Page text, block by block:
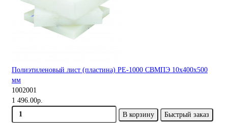
Полиэтиленовый лист (пластина) PE-1000 СВМПЭ 10х400х500
мм
1002001
1 496.00р.
В корзину
Быстрый заказ